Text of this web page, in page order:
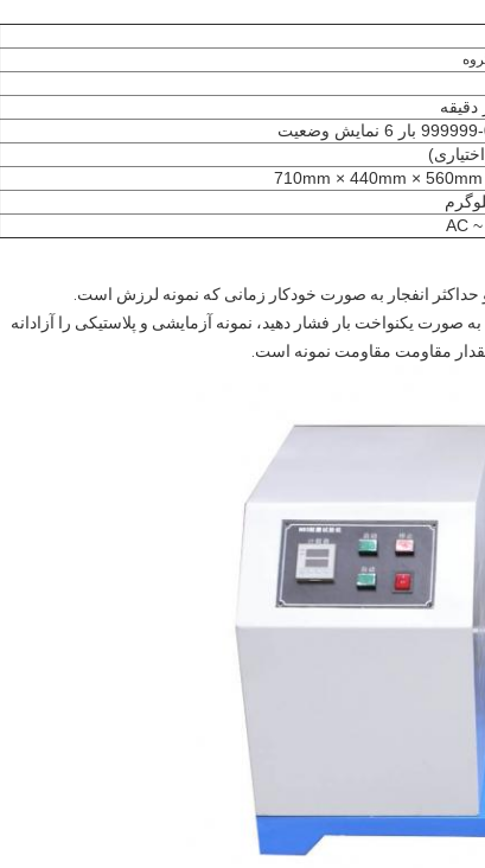
710mm × 440mm ×
AC
صورت یکنواخت بار فشار دهید، نمونه آزمایشی و پلاستیکی را آزادانه
مقدار مقاومت مقاومت نمونه است.